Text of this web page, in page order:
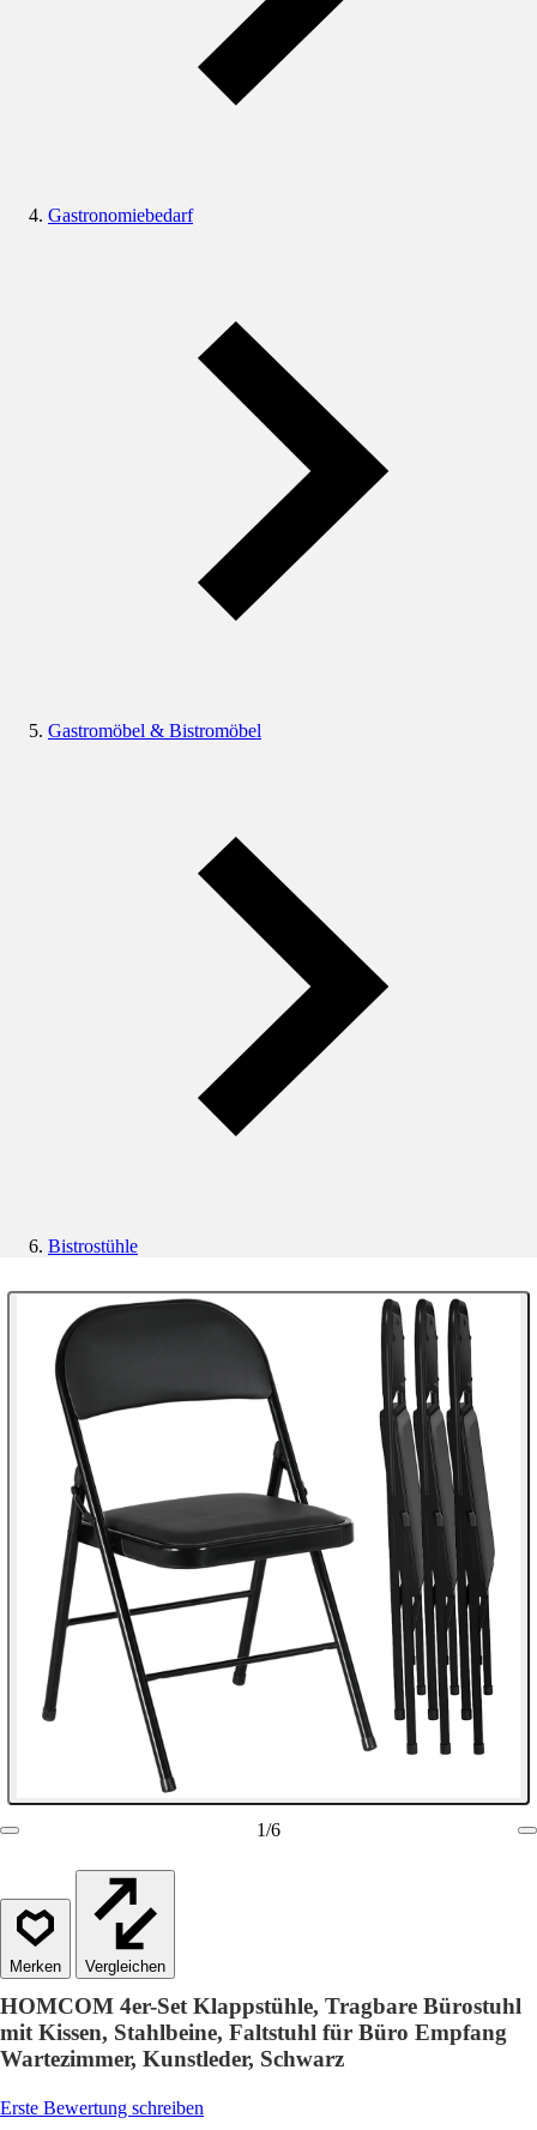
Gastronomiebedarf
Gastromöbel & Bistromöbel
Bistrostühle
1/6
Vergleichen
HOMCOM 4er-Set Klappstühle, Tragbare Bürostuhl
mit Kissen, Stahlbeine, Faltstuhl für Büro Empfang
Wartezimmer, Kunstleder, Schwarz
Erste Bewertung schreiben